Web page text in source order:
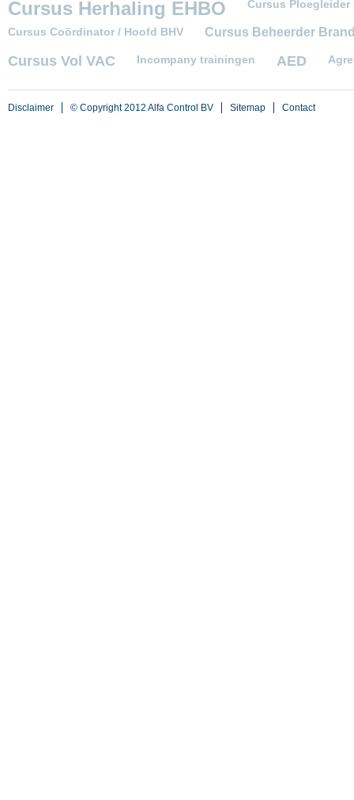
Cursus Herhaling EHBO Cursus Ploegleider
Cursus Coördinator / Hoofd BHV Cursus Beheerder
Cursus Vol VAC Incompany trainingen AED
Disclaimer © Copyright 2012 Alfa Control BV Sitemap Contact